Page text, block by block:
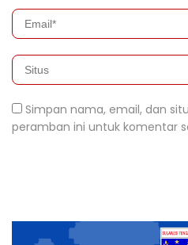
Simpan nama, email, dan
peramban ini untuk komentar